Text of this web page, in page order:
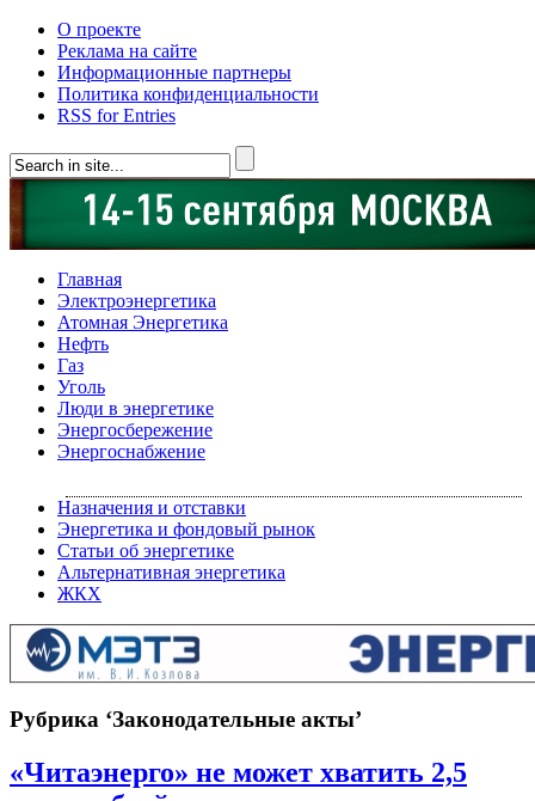
О проекте
Реклама на сайте
Информационные партнеры
Политика конфиденциальности
RSS for Entries
Главная
Электроэнергетика
Атомная Энергетика
Нефть
Газ
Уголь
Люди в энергетике
Энергосбережение
Энергоснабжение
Назначения и отставки
Энергетика и фондовый рынок
Статьи об энергетике
Альтернативная энергетика
ЖКХ
Рубрика ‘Законодательные акты’
«Читаэнерго» не может хватить 2,5